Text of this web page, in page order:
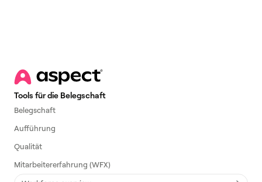
Tools für die Belegschaft
Belegschaft
Aufführung
Qualität
Mitarbeitererfahrung (WFX)